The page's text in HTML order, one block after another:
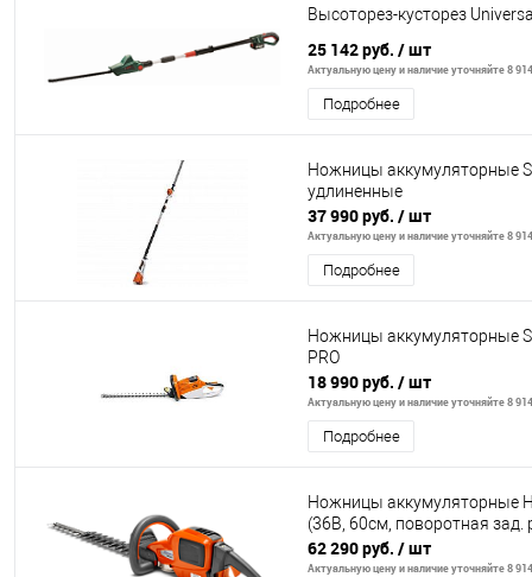
Высоторез-кусторез
25 142 руб. / шт
Актуальную цену и наличие уточняйте 8
Подробнее
Ножницы аккумуляторные
удлиненные
37 990 руб. / шт
Актуальную цену и наличие уточняйте 8
Подробнее
Ножницы аккумуляторные
PRO
18 990 руб. / шт
Актуальную цену и наличие уточняйте 8
Подробнее
Ножницы аккумуляторные
(36В, 60см, поворотная зад.
62 290 руб. / шт
Актуальную цену и наличие уточняйте 8